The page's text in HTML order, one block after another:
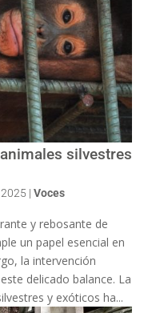
silvestres
| Voces
y rebosante de
un papel esencial en
la intervención
delicado balance. La
y exóticos ha...